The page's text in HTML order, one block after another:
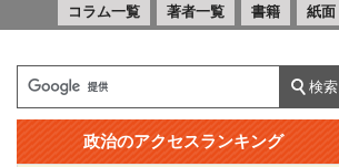
コラム一覧 著者一覧 書籍 紙面
政治のアクセスランキング